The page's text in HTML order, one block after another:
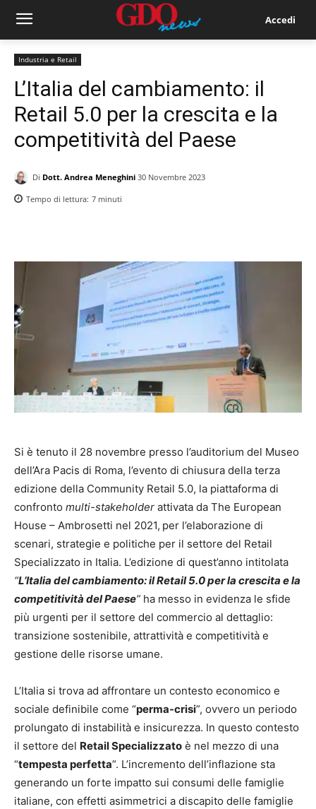
Accedi
Industria e Retail
L’Italia del cambiamento: il
Retail 5.0 per la crescita e la
competitività del Paese
Di Dott. Andrea Meneghini 30 Novembre 2023
Tempo di lettura: 7 minuti
Si è tenuto il 28 novembre presso l’auditorium del Museo
dell’Ara Pacis di Roma, l’evento di chiusura della terza
edizione della Community Retail 5.0, la piattaforma di
confronto multi-stakeholder attivata da The European
House – Ambrosetti nel 2021, per l’elaborazione di
scenari, strategie e politiche per il settore del Retail
Specializzato in Italia. L’edizione di quest’anno intitolata
“L’Italia del cambiamento: il Retail 5.0 per la crescita e la
competitività del Paese” ha messo in evidenza le sfide
più urgenti per il settore del commercio al dettaglio:
transizione sostenibile, attrattività e competitività e
gestione delle risorse umane.
L’Italia si trova ad affrontare un contesto economico e
sociale definibile come “perma-crisi”, ovvero un periodo
prolungato di instabilità e insicurezza. In questo contesto
il settore del Retail Specializzato è nel mezzo di una
“tempesta perfetta”. L’incremento dell’inflazione sta
generando un forte impatto sui consumi delle famiglie
italiane, con effetti asimmetrici a discapito delle famiglie